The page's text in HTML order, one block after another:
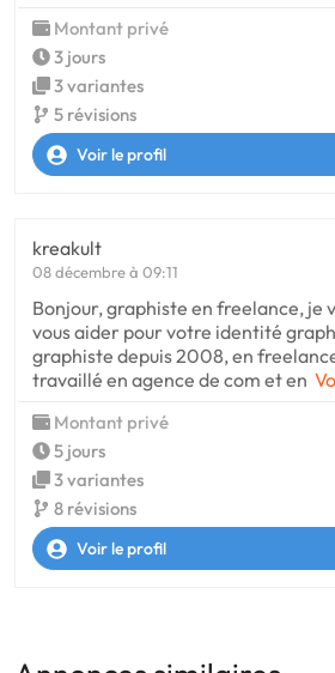
Montant privé
3 jours
3 variantes
5 révisions
Voir le profil
kreakult
08 décembre à 09:11
Bonjour, graphiste en freelance, je
vous aider pour votre identité
graphiste depuis 2008, en
travaillé en agence de com et en
Montant privé
5 jours
3 variantes
8 révisions
Voir le profil